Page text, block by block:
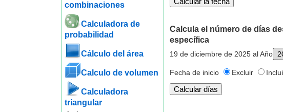
combinaciones
Calculadora de
probabilidad
Cálculo del área
Calculo de volumen
Calculadora
triangular
Calcula el número de días
específica
19 de diciembre de 2025 al Año
Fecha de inicio Excluir